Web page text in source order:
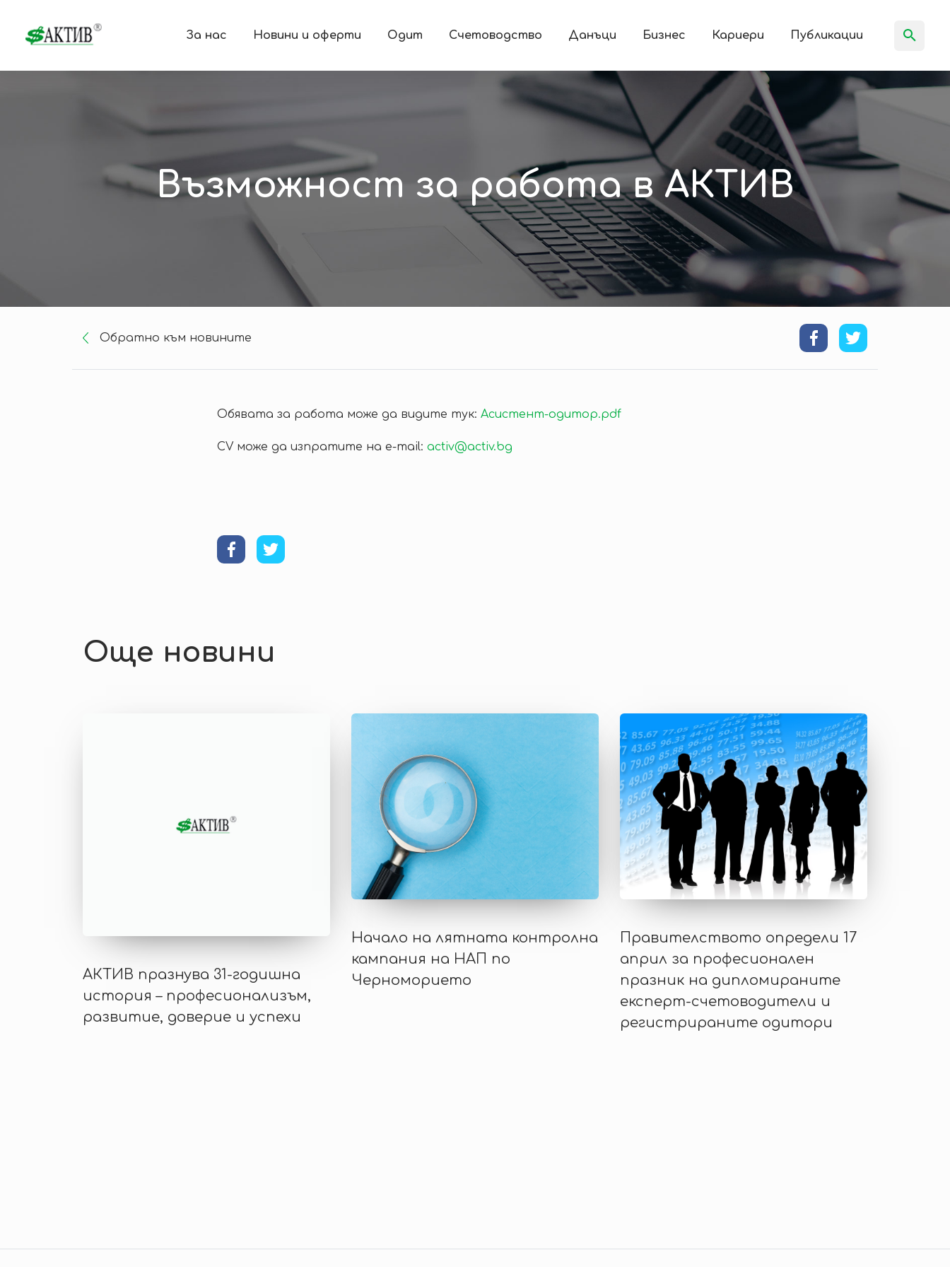
За нас Новини и оферти Одит Счетоводство Данъци Бизнес Кариери Публикации
Възможност за работа в АКТИВ
Oбратно към новините
Обявата за работа може да видите тук: Асистент-одитор.pdf
CV може да изпратите на e-mail: activ@activ.bg
Още новини
АКТИВ празнува 31-годишна
история – професионализъм,
развитие, доверие и успехи
Начало на лятната контролна
кампания на НАП по
Черноморието
Правителството определи 17
април за професионален
празник на дипломираните
експерт-счетоводители и
регистрираните одитори